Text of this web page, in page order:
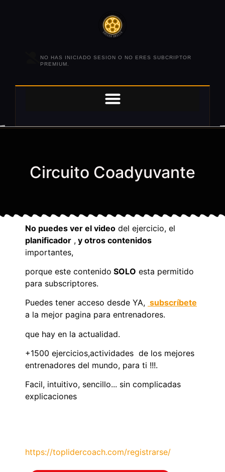
NO HAS INICIADO SESION O NO ERES SUBCRIPTOR
PREMIUM.
Circuito Coadyuvante
No puedes ver el video del ejercicio, el
planificador , y otros contenidos
importantes,
porque este contenido SOLO esta permitido
para subscriptores.
Puedes tener acceso desde YA, subscríbete
a la mejor pagina para entrenadores.
que hay en la actualidad.
+1500 ejercicios,actividades de los mejores
entrenadores del mundo, para ti !!!.
Facil, intuitivo, sencillo... sin complicadas
explicaciones
https://toplidercoach.com/registrarse/